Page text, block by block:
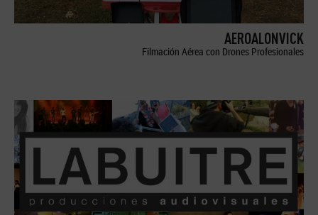
AEROALONVICK
Filmación Aérea con Drones Profesionales